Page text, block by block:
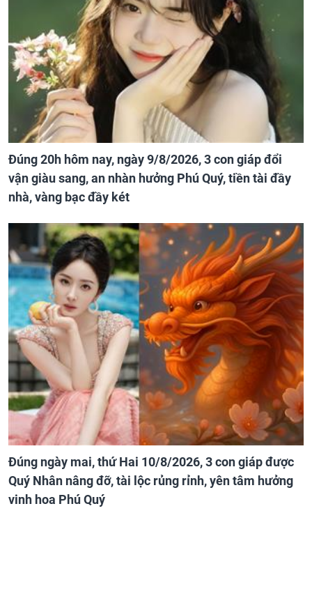
Đúng 20h hôm nay, ngày 9/8/2026, 3 con giáp đổi
vận giàu sang, an nhàn hưởng Phú Quý, tiền tài đầy
nhà, vàng bạc đầy két
Đúng ngày mai, thứ Hai 10/8/2026, 3 con giáp được
Quý Nhân nâng đỡ, tài lộc rủng rỉnh, yên tâm hưởng
vinh hoa Phú Quý